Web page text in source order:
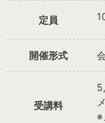
定員
開催形式
受講料
※